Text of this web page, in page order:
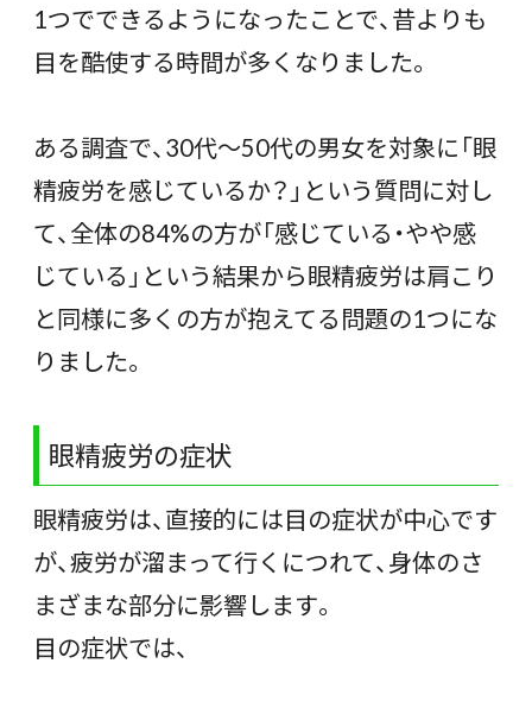
1つでできるようになったことで、昔よりも
目を酷使する時間が多くなりました。
ある調査で、30代～50代の男女を対象に「眼
精疲労を感じているか？」という質問に対し
て、全体の84%の方が「感じている・やや感
じている」という結果から眼精疲労は肩こり
と同様に多くの方が抱えてる問題の1つにな
りました。
眼精疲労の症状
眼精疲労は、直接的には目の症状が中心です
が、疲労が溜まって行くにつれて、身体のさ
まざまな部分に影響します。
目の症状では、